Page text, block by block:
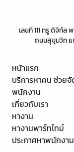
เลขที่ 111 ทรู ดิจิทัล
ถนนสุขุมวิท แ
หน้าแรก
บริการหาคน ช่วยจั
พนักงาน
เกี่ยวกับเรา
หางาน
หางานพาร์ทไทม์
ประกาศหาพนักงา